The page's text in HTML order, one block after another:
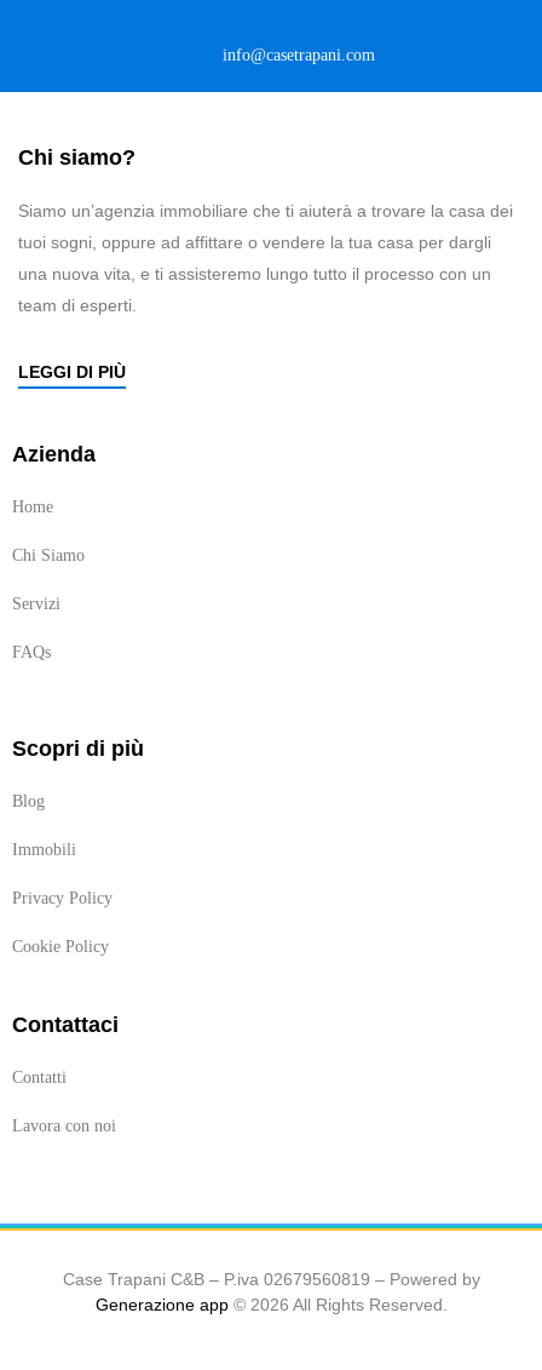
info@casetrapani.com
Chi siamo?
Siamo un’agenzia immobiliare che ti aiuterà a trovare la casa dei
tuoi sogni, oppure ad affittare o vendere la tua casa per dargli
una nuova vita, e ti assisteremo lungo tutto il processo con un
team di esperti.
LEGGI DI PIÙ
Azienda
Home
Chi Siamo
Servizi
FAQs
Scopri di più
Blog
Immobili
Privacy Policy
Cookie Policy
Contattaci
Contatti
Lavora con noi
Case Trapani C&B – P.iva 02679560819 – Powered by
Generazione app© 2026 All Rights Reserved.